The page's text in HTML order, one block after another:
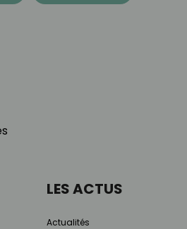
LES ACTUS
Actualités